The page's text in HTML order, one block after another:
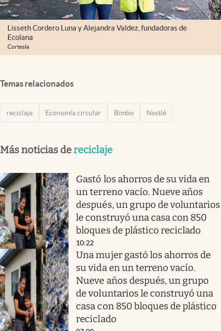
Lisseth Cordero Luna y Alejandra Valdez, fundadoras de
Ecolana
Cortesía
Temas relacionados
reciclaje Economía circular Bimbo Nestlé
Más noticias dereciclaje
Gastó los ahorros de su vida en
un terreno vacío. Nueve años
después, un grupo de voluntarios
le construyó una casa con 850
bloques de plástico reciclado
10:22
Una mujer gastó los ahorros de
su vida en un terreno vacío.
Nueve años después, un grupo
de voluntarios le construyó una
casa con 850 bloques de plástico
reciclado